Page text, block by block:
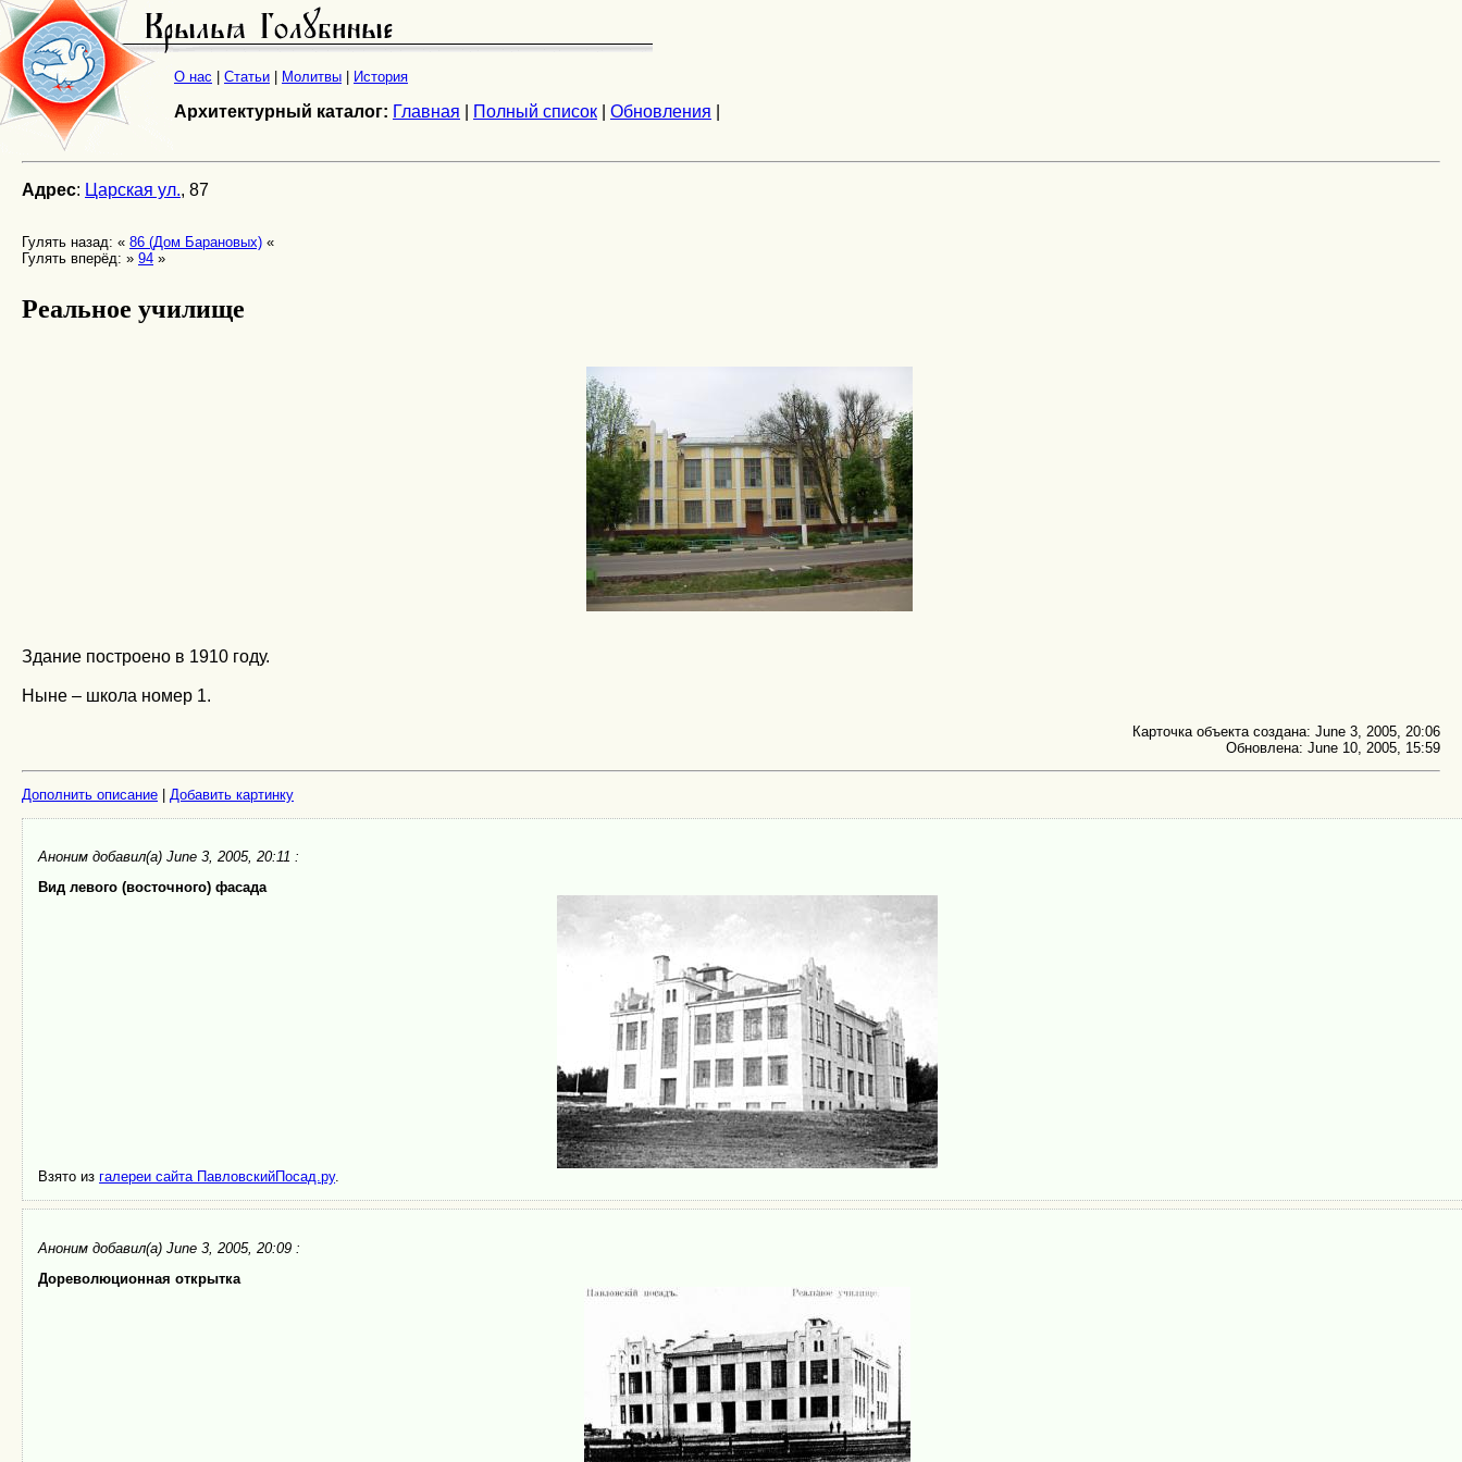
О нас Статьи Молитвы История
Архитектурный каталог: Главная Полный список Обновления
Адрес: Царская ул., 87
Гулять назад: « 86 (Дом Барановых) «
Гулять вперёд: » 94 »
Реальное училище
Здание построено в 1910 году.
Ныне – школа номер 1.
Карточка объекта создана: June 3, 2005, 20:06
Обновлена: June 10, 2005, 15:59
Дополнить описание Добавить картинку
Аноним добавил(а) June 3, 2005, 20:11 :
Вид левого (восточного) фасада
Взято изгалереи сайта ПавловскийПосад.ру.
Аноним добавил(а) June 3, 2005, 20:09 :
Дореволюционная открытка